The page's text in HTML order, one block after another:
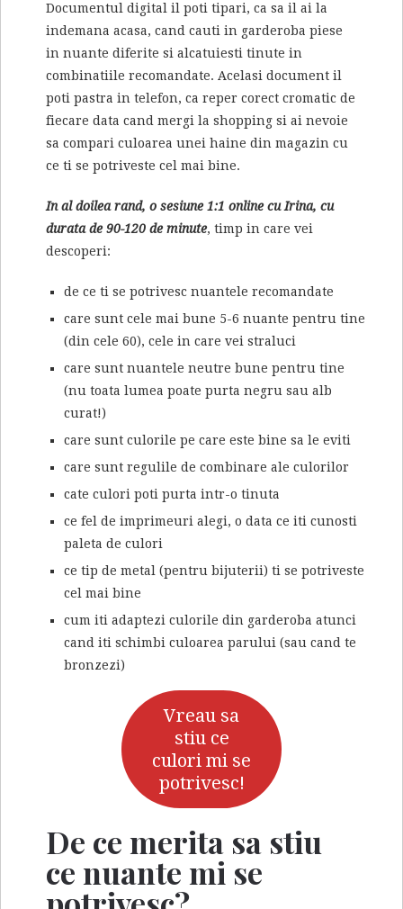
Documentul digital il poti tipari, ca sa il ai la
indemana acasa, cand cauti in garderoba piese
in nuante diferite si alcatuiesti tinute in
combinatiile recomandate. Acelasi document il
poti pastra in telefon, ca reper corect cromatic de
fiecare data cand mergi la shopping si ai nevoie
sa compari culoarea unei haine din magazin cu
ce ti se potriveste cel mai bine.
In al doilea rand, o sesiune 1:1 online cu Irina, cu
durata de 90-120 de minute, timp in care vei
descoperi:
de ce ti se potrivesc nuantele recomandate
care sunt cele mai bune 5-6 nuante pentru tine
(din cele 60), cele in care vei straluci
care sunt nuantele neutre bune pentru tine
(nu toata lumea poate purta negru sau alb
curat!)
care sunt culorile pe care este bine sa le eviti
care sunt regulile de combinare ale culorilor
cate culori poti purta intr-o tinuta
ce fel de imprimeuri alegi, o data ce iti cunosti
paleta de culori
ce tip de metal (pentru bijuterii) ti se potriveste
cel mai bine
cum iti adaptezi culorile din garderoba atunci
cand iti schimbi culoarea parului (sau cand te
bronzezi)
Vreau sa
stiu ce
culori mi se
potrivesc!
De ce merita sa stiu
ce nuante mi se